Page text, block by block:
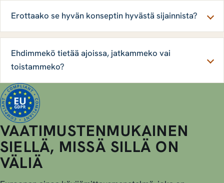
Erottaako se hyvän konseptin hyvästä sijainnista?
Ehdimmekö tietää ajoissa, jatkammeko vai
toistammeko?
VAATIMUSTENMUKAINEN
SIELLÄ, MISSÄ SILLÄ ON
VÄLIÄ